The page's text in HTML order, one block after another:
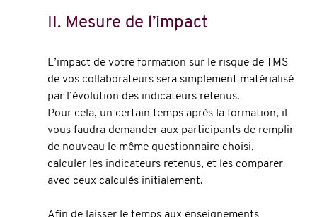
II. Mesure de l’impact
L’impact de votre formation sur le risque de TMS
de vos collaborateurs sera simplement matérialisé
par l’évolution des indicateurs retenus.
Pour cela, un certain temps après la formation, il
vous faudra demander aux participants de remplir
de nouveau le même questionnaire choisi,
calculer les indicateurs retenus, et les comparer
avec ceux calculés initialement.
Afin de laisser le temps aux enseignements